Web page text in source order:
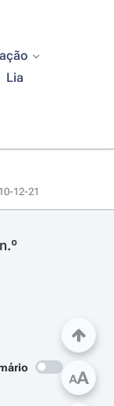
Lia
12-21
AA